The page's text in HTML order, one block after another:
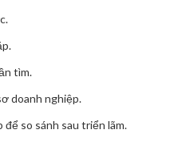
tìm.
doanh nghiệp.
để so sánh sau triển lãm.